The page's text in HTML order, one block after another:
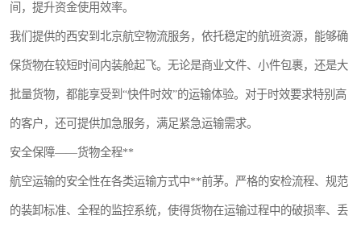
间，提升资金使用效率。
我们提供的西安到北京航空物流服务，依托稳定的航班资源，能够确
保货物在较短时间内装舱起飞。无论是商业文件、小件包裹，还是大
批量货物，都能享受到“快件时效”的运输体验。对于时效要求特别高
的客户，还可提供加急服务，满足紧急运输需求。
安全保障——货物全程**
航空运输的安全性在各类运输方式中**前茅。严格的安检流程、规范
的装卸标准、全程的监控系统，使得货物在运输过程中的破损率、丢